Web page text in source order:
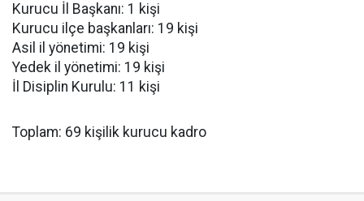
Kurucu İl Başkanı: 1 kişi
Kurucu ilçe başkanları: 19 kişi
Asil il yönetimi: 19 kişi
Yedek il yönetimi: 19 kişi
İl Disiplin Kurulu: 11 kişi
Toplam: 69 kişilik kurucu kadro